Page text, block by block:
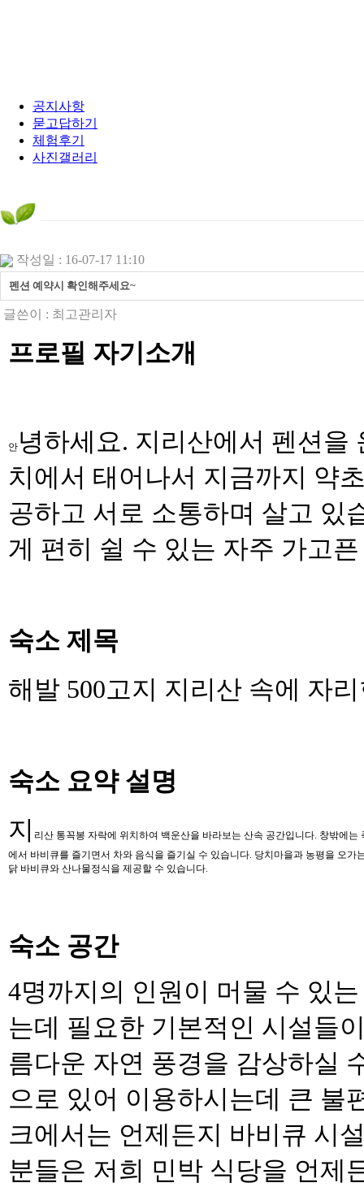
공지사항
묻고답하기
체험후기
사진갤러리
작성일 : 16-07-17 11:10
펜션 예약시 확인해주세요~
글쓴이 : 최고관리자
프로필 자기소개
안 녕하세요. 지리산에서 펜션을
치에서 태어나서 지금까지 약
공하고 서로 소통하며 살고 있
게 편히 쉴 수 있는 자주 가고
숙소 제목
해발 500고지 지리산 속에 자
숙소 요약 설명
지
리산 통꼭봉 자락에 위치하여 백운산을 바라보는 산속 공간입니다. 창밖에는
에서 바비큐를 즐기면서 차와 음식을 즐기실 수 있습니다. 당치마을과 농평을 오가
닭 바비큐와 산나물정식을 제공할 수 있습니다.
숙소 공간
4명까지의 인원이 머물 수 있
는데 필요한 기본적인 시설들
름다운 자연 풍경을 감상하실
으로 있어 이용하시는데 큰 불
크에서는 언제든지 바비큐 시
분들은 저희 민박 식당을 언제